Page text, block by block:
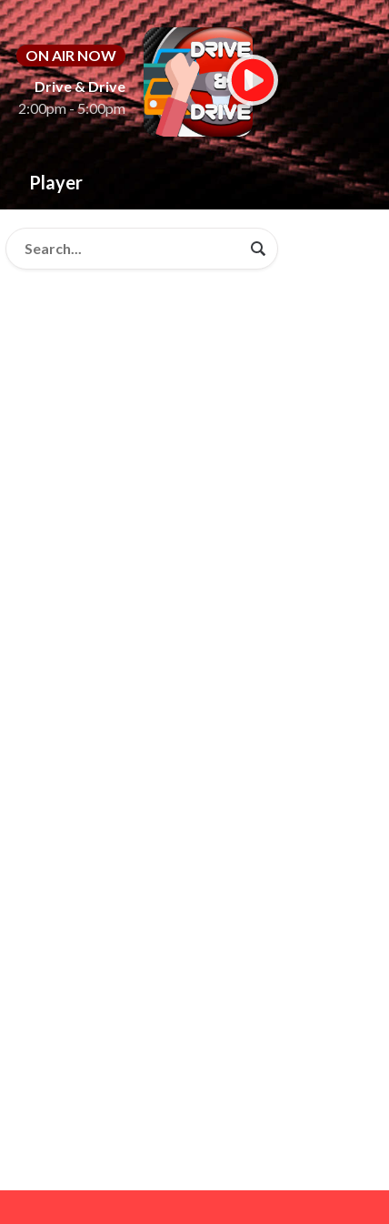
ON AIR NOW
Drive & Drive
2:00pm - 5:00pm
Player